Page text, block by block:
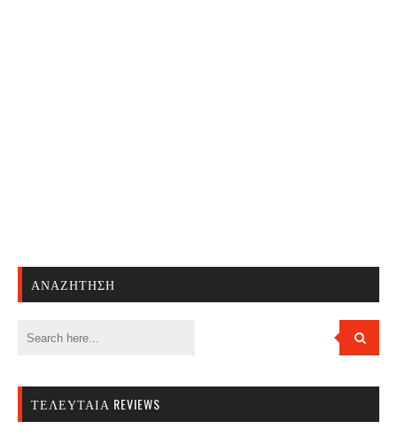
ΑΝΑΖΉΤΗΣΗ
ΤΕΛΕΥΤΑΊΑ REVIEWS